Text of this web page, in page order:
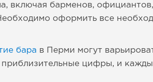
включая барменов,
оформить все
бара в Перми могут
цифры, и